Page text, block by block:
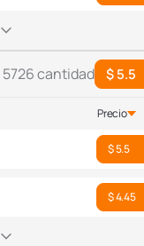
5726 cantidad $ 5.5
Precio
$ 5.5
$ 4.45